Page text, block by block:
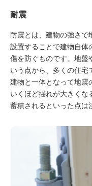
耐震
耐震とは、建物の強さで
設置することで建物自体
傷を防ぐものです。地盤
いう点から、多くの住宅
建物と一体となって地震
いくほど揺れが大きくな
蓄積されるといった点は